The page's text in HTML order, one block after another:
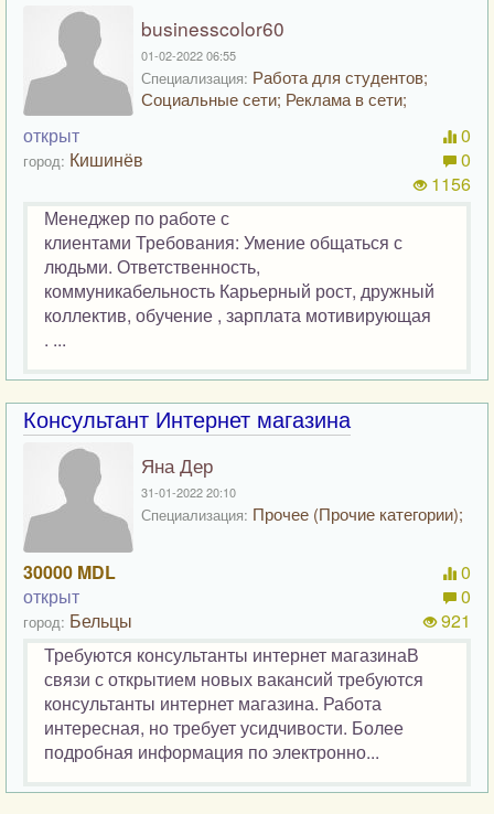
businesscolor60
01-02-2022 06:55
Специализация: Работа для студентов;
Социальные сети; Реклама в сети;
открыт
город: Кишинёв
0
0
1156
Менеджер по работе с
клиентами Требования: Умение общаться с
людьми. Ответственность,
коммуникабельность Карьерный рост, дружный
коллектив, обучение , зарплата мотивирующая
. ...
Консультант Интернет магазина
Яна Дер
31-01-2022 20:10
Специализация: Прочее (Прочие категории);
30000 MDL
открыт
город: Бельцы
0
0
921
Требуются консультанты интернет магазинаВ
связи с открытием новых вакансий требуются
консультанты интернет магазина. Работа
интересная, но требует усидчивости. Более
подробная информация по электронно...